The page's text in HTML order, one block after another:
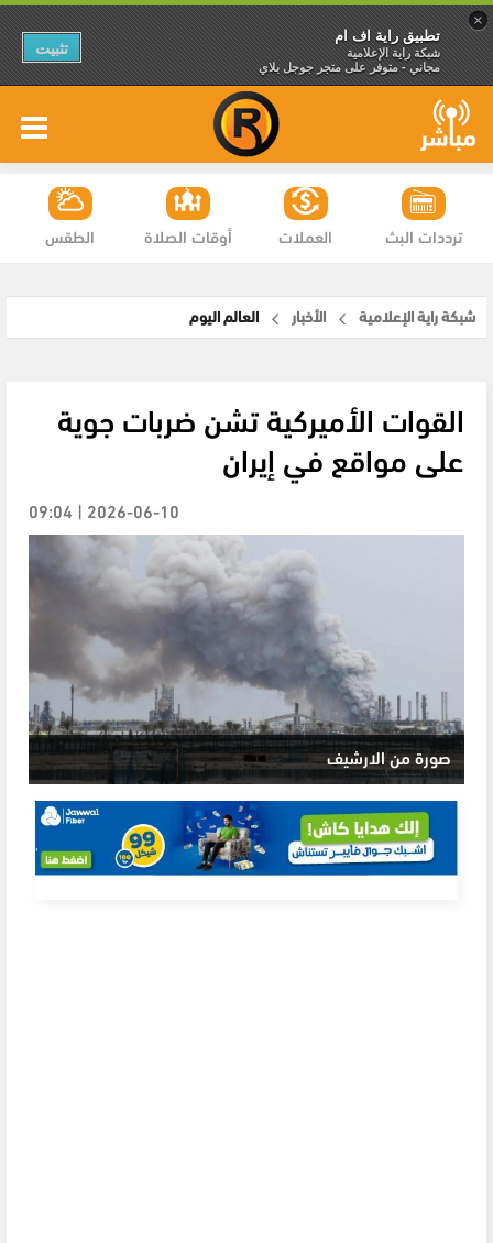
×
تطبيق راية اف ام
شبكة راية الإعلامية
مجاني - متوفر على متجر جوجل بلاي
تثبيت
الطقس أوقات الصلاة العملات ترددات البث
شبكة راية الإعلامية الأخبار العالم اليوم
القوات الأميركية تشن ضربات جوية
على مواقع في إيران
2026-06-10 | 09:04
صورة من الارشيف